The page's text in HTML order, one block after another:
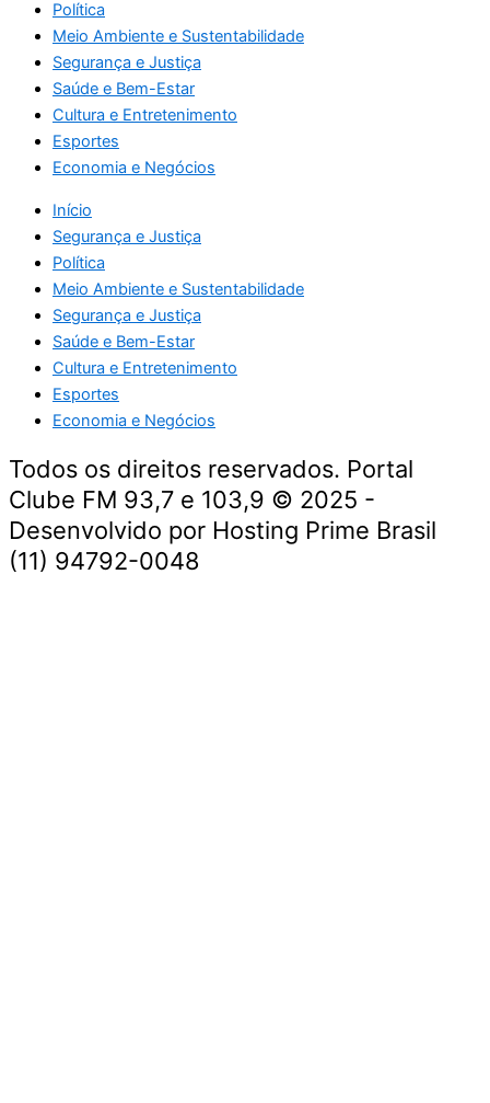
Política
Meio Ambiente e Sustentabilidade
Segurança e Justiça
Saúde e Bem-Estar
Cultura e Entretenimento
Esportes
Economia e Negócios
Início
Segurança e Justiça
Política
Meio Ambiente e Sustentabilidade
Segurança e Justiça
Saúde e Bem-Estar
Cultura e Entretenimento
Esportes
Economia e Negócios
Todos os direitos reservados. Portal
Clube FM 93,7 e 103,9 © 2025 -
Desenvolvido por Hosting Prime Brasil
(11) 94792-0048